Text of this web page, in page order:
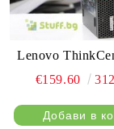
Lenovo
€159.60